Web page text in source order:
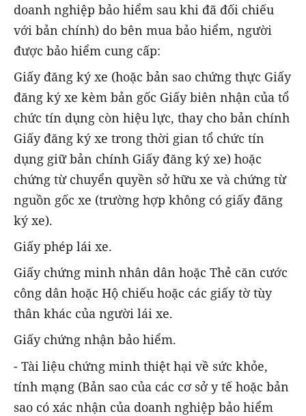
doanh nghiệp bảo hiểm sau khi đã đối chiếu
với bản chính) do bên mua bảo hiểm, người
được bảo hiểm cung cấp:
Giấy đăng ký xe (hoặc bản sao chứng thực Giấy
đăng ký xe kèm bản gốc Giấy biên nhận của tổ
chức tín dụng còn hiệu lực, thay cho bản chính
Giấy đăng ký xe trong thời gian tổ chức tín
dụng giữ bản chính Giấy đăng ký xe) hoặc
chứng từ chuyển quyền sở hữu xe và chứng từ
nguồn gốc xe (trường hợp không có giấy đăng
ký xe).
Giấy phép lái xe.
Giấy chứng minh nhân dân hoặc Thẻ căn cước
công dân hoặc Hộ chiếu hoặc các giấy tờ tùy
thân khác của người lái xe.
Giấy chứng nhận bảo hiểm.
- Tài liệu chứng minh thiệt hại về sức khỏe,
tính mạng (Bản sao của các cơ sở y tế hoặc bản
sao có xác nhận của doanh nghiệp bảo hiểm